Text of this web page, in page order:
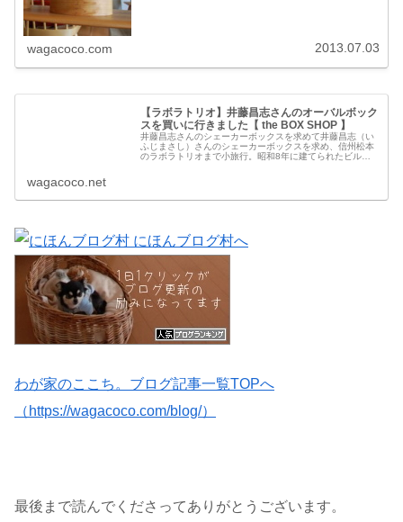
wagacoco.com 2013.07.03
【ラボラトリオ】井藤昌志さんのオーバルボック
スを買いに行きました【 the BOX SHOP 】
井藤昌志さんのシェーカーボックスを求めて井藤昌志（い
ふじまさし）さんのシェーカーボックスを求め、信州松本
のラボラトリオまで小旅行。昭和8年に建てられたビル。
wagacoco.net
わが家のここち。ブログ記事一覧TOPへ
（https://wagacoco.com/blog/）
最後まで読んでくださってありがとうございます。